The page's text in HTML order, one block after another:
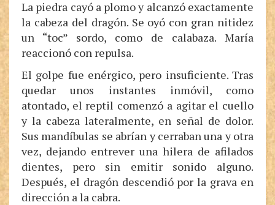
La piedra cayó a plomo y alcanzó exactamente
la cabeza del dragón. Se oyó con gran nitidez
un “toc” sordo, como de calabaza. María
reaccionó con repulsa.
El golpe fue enérgico, pero insuficiente. Tras
quedar unos instantes inmóvil, como
atontado, el reptil comenzó a agitar el cuello
y la cabeza lateralmente, en señal de dolor.
Sus mandíbulas se abrían y cerraban una y otra
vez, dejando entrever una hilera de afilados
dientes, pero sin emitir sonido alguno.
Después, el dragón descendió por la grava en
dirección a la cabra.